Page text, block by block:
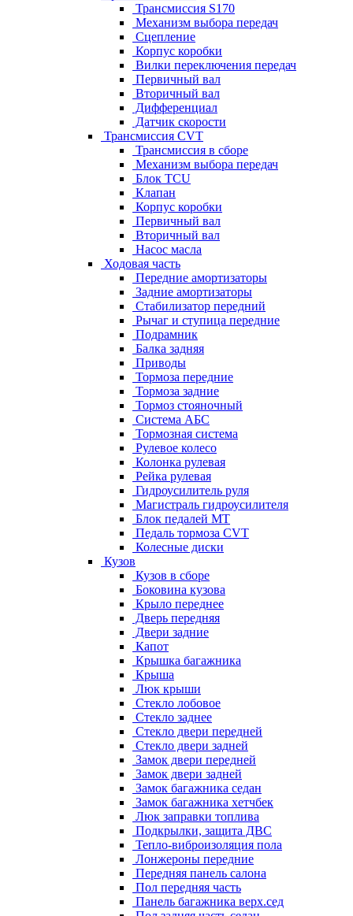
Трансмиссия S170
Механизм выбора передач
Сцепление
Корпус коробки
Вилки переключения передач
Первичный вал
Вторичный вал
Дифференциал
Датчик скорости
Трансмиссия CVT
Трансмиссия в сборе
Механизм выбора передач
Блок TCU
Клапан
Корпус коробки
Первичный вал
Вторичный вал
Насос масла
Ходовая часть
Передние амортизаторы
Задние амортизаторы
Стабилизатор передний
Рычаг и ступица передние
Подрамник
Балка задняя
Приводы
Тормоза передние
Тормоза задние
Тормоз стояночный
Система АБС
Тормозная система
Рулевое колесо
Колонка рулевая
Рейка рулевая
Гидроусилитель руля
Магистраль гидроусилителя
Блок педалей МТ
Педаль тормоза CVT
Колесные диски
Кузов
Кузов в сборе
Боковина кузова
Крыло переднее
Дверь передняя
Двери задние
Капот
Крышка багажника
Крыша
Люк крыши
Стекло лобовое
Стекло заднее
Стекло двери передней
Стекло двери задней
Замок двери передней
Замок двери задней
Замок багажника седан
Замок багажника хетчбек
Люк заправки топлива
Подкрылки, защита ДВС
Тепло-виброизоляция пола
Лонжероны передние
Передняя панель салона
Пол передняя часть
Панель багажника верх.сед